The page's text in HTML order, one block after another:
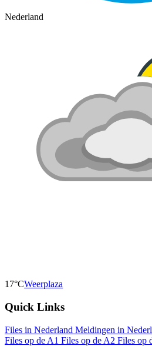
Nederland
17°CWeerplaza
Quick Links
Files in Nederland Meldingen in
Files op de A1 Files op de A2 Files op